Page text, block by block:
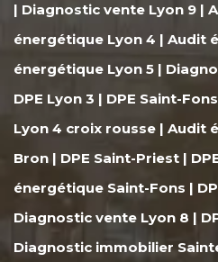
| Diagnostic vente Lyon 9 |
énergétique Lyon 4 | Audit
énergétique Lyon 5 |
DPE Lyon 3 | DPE Saint-Fons
Lyon 4 croix rousse | Audit
Bron | DPE Saint-Priest |
énergétique Saint-Fons |
Diagnostic vente Lyon 8 |
Diagnostic immobilier